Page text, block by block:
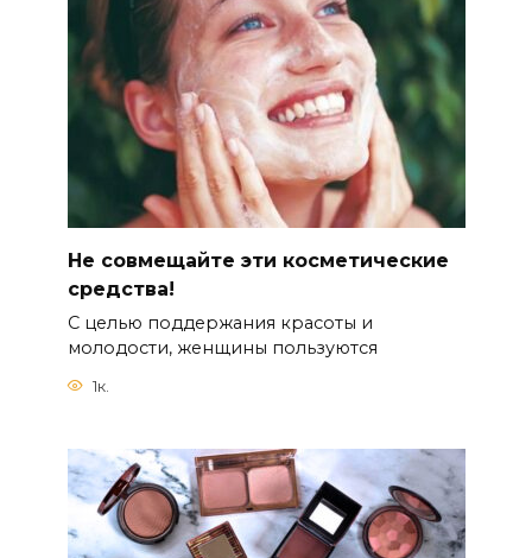
Не совмещайте эти косметические
средства!
С целью поддержания красоты и
молодости, женщины пользуются
1к.